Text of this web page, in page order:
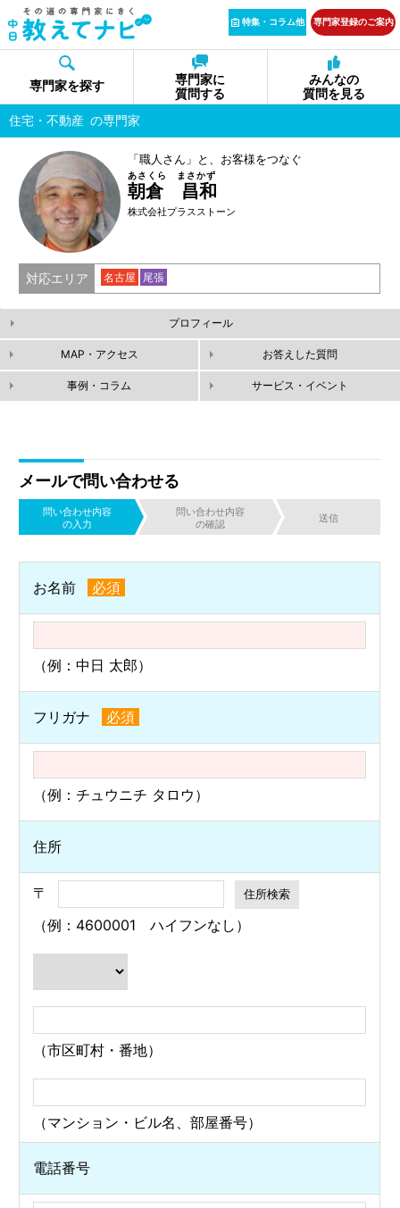
特集・コラム他 専門家登録のご案内
専門家を探す
専門家に
質問する
みんなの
質問を見る
住宅・不動産 の専門家
「職人さん」と、お客様をつなぐ
朝倉 昌和
あさくら まさかず
株式会社プラスストーン
対応エリア 名古屋 尾張
プロフィール
MAP・アクセス お答えした質問
事例・コラム サービス・イベント
メールで問い合わせる
問い合わせ内容
の入力
問い合わせ内容
の確認
送信
お名前 必須
（例：中日 太郎）
フリガナ 必須
（例：チュウニチ タロウ）
住所
〒
（例：4600001 ハイフンなし）
（市区町村・番地）
（マンション・ビル名、部屋番号）
電話番号